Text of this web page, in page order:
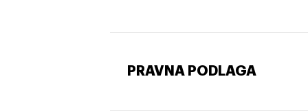
PRAVNA PODLAGA